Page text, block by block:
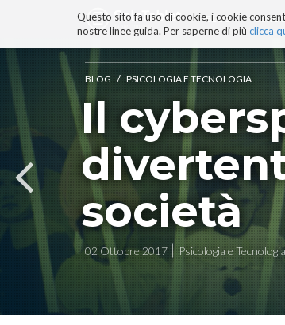
Questo sito fa uso di cookie, i cookie
nostre linee guida. Per saperne di più clicca
BLOG
ai
contenuti.
|
Salta
navigazione
BLOG / PSICOLOGIA E TECNOLOGIA
Il
società
02 Ottobre 2017 Psicologia e Tecnologia